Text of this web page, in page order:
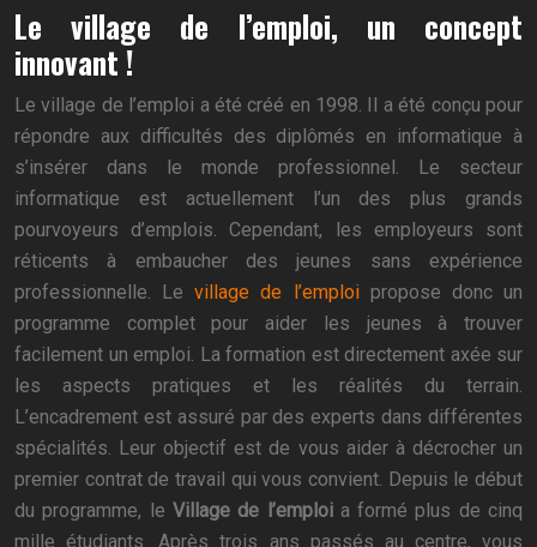
Le village de l’emploi, un concept
innovant !
Le village de l’emploi a été créé en 1998. Il a été conçu pour
répondre aux difficultés des diplômés en informatique à
s’insérer dans le monde professionnel. Le secteur
informatique est actuellement l’un des plus grands
pourvoyeurs d’emplois. Cependant, les employeurs sont
réticents à embaucher des jeunes sans expérience
professionnelle. Levillage de l’emploipropose donc un
programme complet pour aider les jeunes à trouver
facilement un emploi. La formation est directement axée sur
les aspects pratiques et les réalités du terrain.
L’encadrement est assuré par des experts dans différentes
spécialités. Leur objectif est de vous aider à décrocher un
premier contrat de travail qui vous convient. Depuis le début
du programme, le Village de l’emploi a formé plus de cinq
mille étudiants. Après trois ans passés au centre, vous